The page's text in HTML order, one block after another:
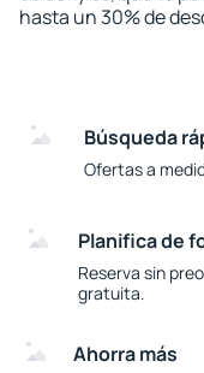
hasta un 30% de
Búsqueda
Ofertas a
Planifica de
Reserva sin
gratuita.
Ahorra más